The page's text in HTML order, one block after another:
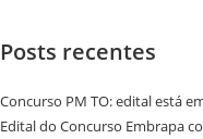
Posts recentes
Concurso PM TO: edital está
Edital do Concurso Embrapa